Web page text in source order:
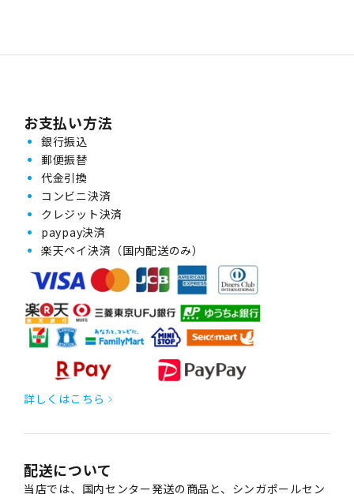
お支払い方法
銀行振込
郵便振替
代金引換
コンビニ決済
クレジット決済
paypay決済
楽天ペイ決済（国内配送のみ）
詳しくはこちら
配送について
当店では、国内センター発送の商品と、シンガポールセン